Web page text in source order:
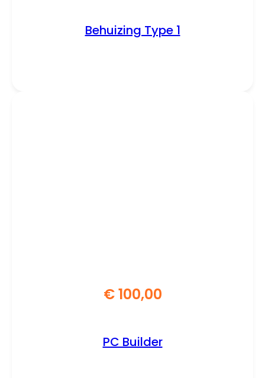
Behuizing Type 1
€100,00
PC Builder